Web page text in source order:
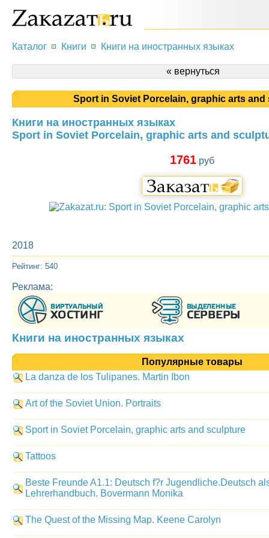
Каталог Книги Книги на иностранных языках
« вернуться
Sport in Soviet Porcelain, graphic arts and
Книги на иностранных языках
Sport in Soviet Porcelain, graphic arts and
1761 руб
2018
Рейтинг: 540
Реклама:
Книги на иностранных языках
Популярные товары
La danza de los Tulipanes. Martin Ibon
Art of the Soviet Union. Portraits
Sport in Soviet Porcelain, graphic arts and sculpture
Tattoos
Beste Freunde A1.1: Deutsch f?r Jugendliche.Deutsch
Lehrerhandbuch. Bovermann Monika
The Quest of the Missing Map. Keene Carolyn